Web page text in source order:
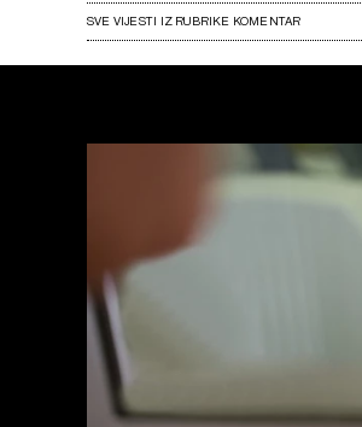
SVE VIJESTI IZ RUBRIKE KOMENTAR